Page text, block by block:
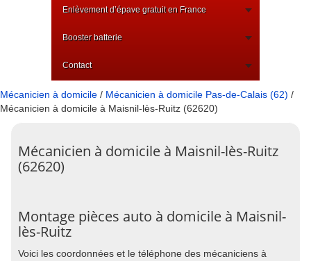
Enlèvement d’épave gratuit en France
Booster batterie
Contact
Mécanicien à domicile / Mécanicien à domicile Pas-de-Calais (62) /
Mécanicien à domicile à Maisnil-lès-Ruitz (62620)
Mécanicien à domicile à Maisnil-lès-Ruitz
(62620)
Montage pièces auto à domicile à Maisnil-
lès-Ruitz
Voici les coordonnées et le téléphone des mécaniciens à